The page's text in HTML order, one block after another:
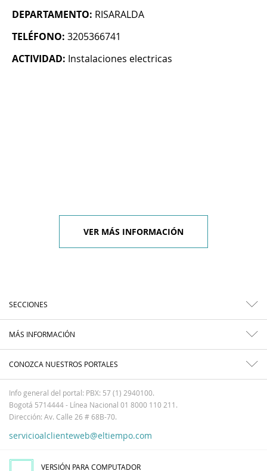
DEPARTAMENTO: RISARALDA
TELÉFONO: 3205366741
ACTIVIDAD: Instalaciones electricas
VER MÁS INFORMACIÓN
SECCIONES
MÁS INFORMACIÓN
CONOZCA NUESTROS PORTALES
Info general del portal: PBX: 57 (1) 2940100.
Bogotá 5714444 - Línea Nacional 01 8000 110 211.
Dirección: Av. Calle 26 # 68B-70.
servicioalclienteweb@eltiempo.com
VERSIÓN PARA COMPUTADOR